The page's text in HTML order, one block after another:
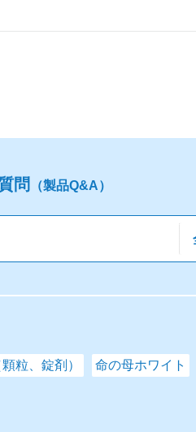
問 （製品Q&A）
粒、錠剤） 命の母ホワイト